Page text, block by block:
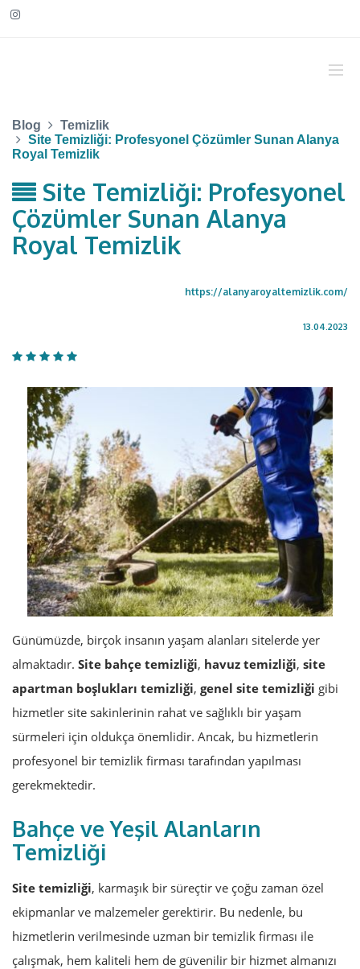
Blog
Temizlik
Site Temizliği: Profesyonel Çözümler Sunan Alanya
Royal Temizlik
Site Temizliği: Profesyonel
Çözümler Sunan Alanya
Royal Temizlik
https://alanyaroyaltemizlik.com/
13.04.2023
Günümüzde, birçok insanın yaşam alanları sitelerde yer
almaktadır. Site bahçe temizliği, havuz temizliği, site
apartman boşlukları temizliği, genel site temizliği gibi
hizmetler site sakinlerinin rahat ve sağlıklı bir yaşam
sürmeleri için oldukça önemlidir. Ancak, bu hizmetlerin
profesyonel bir temizlik firması tarafından yapılması
gerekmektedir.
Bahçe ve Yeşil Alanların
Temizliği
Site temizliği, karmaşık bir süreçtir ve çoğu zaman özel
ekipmanlar ve malzemeler gerektirir. Bu nedenle, bu
hizmetlerin verilmesinde uzman bir temizlik firması ile
çalışmak, hem kaliteli hem de güvenilir bir hizmet almanızı